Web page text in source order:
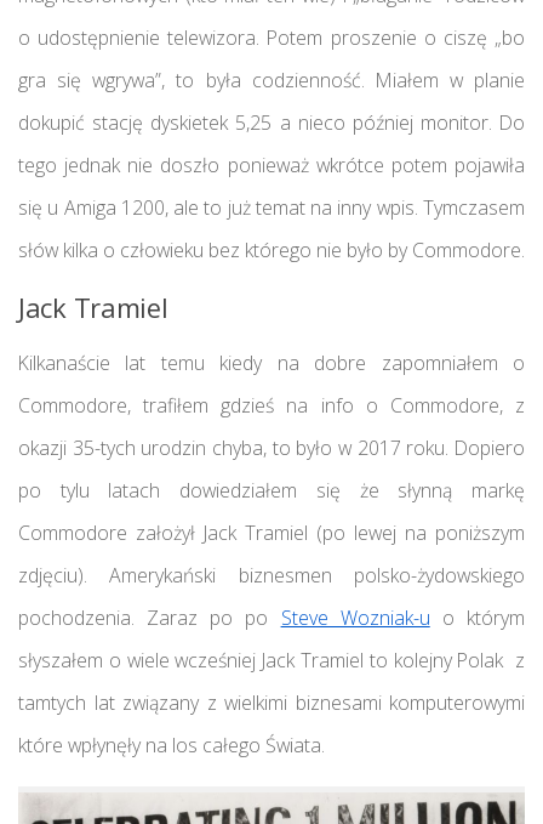
o udostępnienie telewizora. Potem proszenie o ciszę „bo
gra się wgrywa”, to była codzienność. Miałem w planie
dokupić stację dyskietek 5,25 a nieco później monitor. Do
tego jednak nie doszło ponieważ wkrótce potem pojawiła
się u Amiga 1200, ale to już temat na inny wpis. Tymczasem
słów kilka o człowieku bez którego nie było by Commodore.
Jack Tramiel
Kilkanaście lat temu kiedy na dobre zapomniałem o
Commodore, trafiłem gdzieś na info o Commodore, z
okazji 35-tych urodzin chyba, to było w 2017 roku. Dopiero
po tylu latach dowiedziałem się że słynną markę
Commodore założył Jack Tramiel (po lewej na poniższym
zdjęciu). Amerykański biznesmen polsko-żydowskiego
pochodzenia. Zaraz po po Steve Wozniak-u o którym
słyszałem o wiele wcześniej Jack Tramiel to kolejny Polak z
tamtych lat związany z wielkimi biznesami komputerowymi
które wpłynęły na los całego Świata.